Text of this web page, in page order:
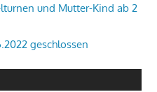
und Mutter-Kind ab 2
geschlossen